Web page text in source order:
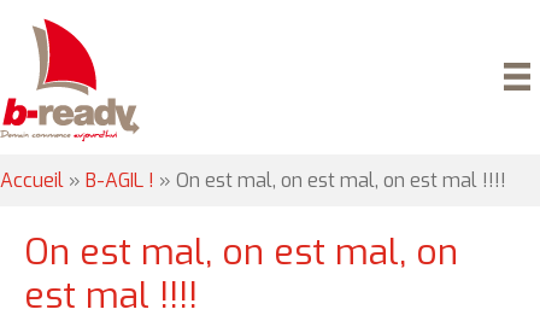
Accueil » B-AGIL ! » On est mal, on est mal, on est mal !!!!
On est mal, on est mal, on
est mal !!!!